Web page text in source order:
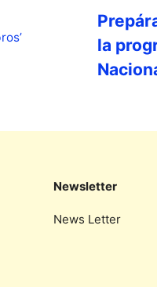
la
Newsletter
News Letter